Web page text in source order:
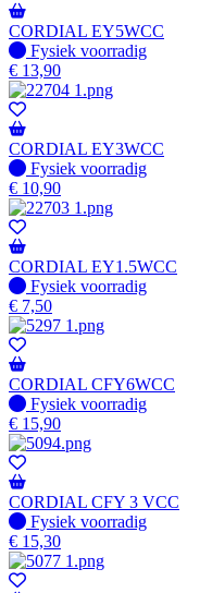
CORDIAL EY5WCC
Fysiek voorradig
Fysiek voorradig
€ 13,90
CORDIAL EY3WCC
Fysiek voorradig
Fysiek voorradig
€ 10,90
CORDIAL EY1.5WCC
Fysiek voorradig
Fysiek voorradig
€ 7,50
CORDIAL CFY6WCC
Fysiek voorradig
Fysiek voorradig
€ 15,90
CORDIAL CFY 3 VCC
Fysiek voorradig
Fysiek voorradig
€ 15,30